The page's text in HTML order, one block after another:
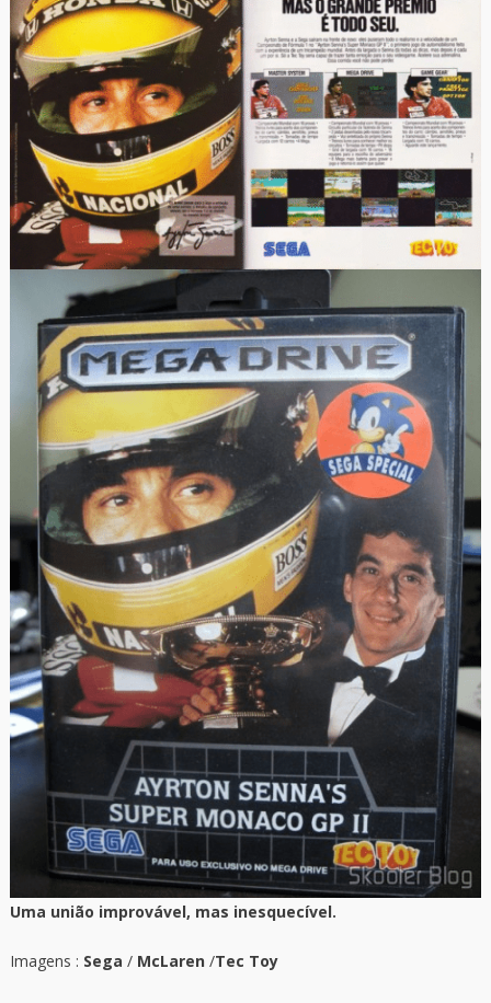
Uma união improvável, mas inesquecível.
Imagens : Sega / McLaren/Tec Toy